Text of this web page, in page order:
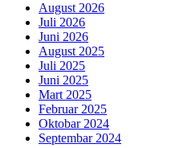
August 2026
Juli 2026
Juni 2026
August 2025
Juli 2025
Juni 2025
Mart 2025
Februar 2025
Oktobar 2024
Septembar 2024